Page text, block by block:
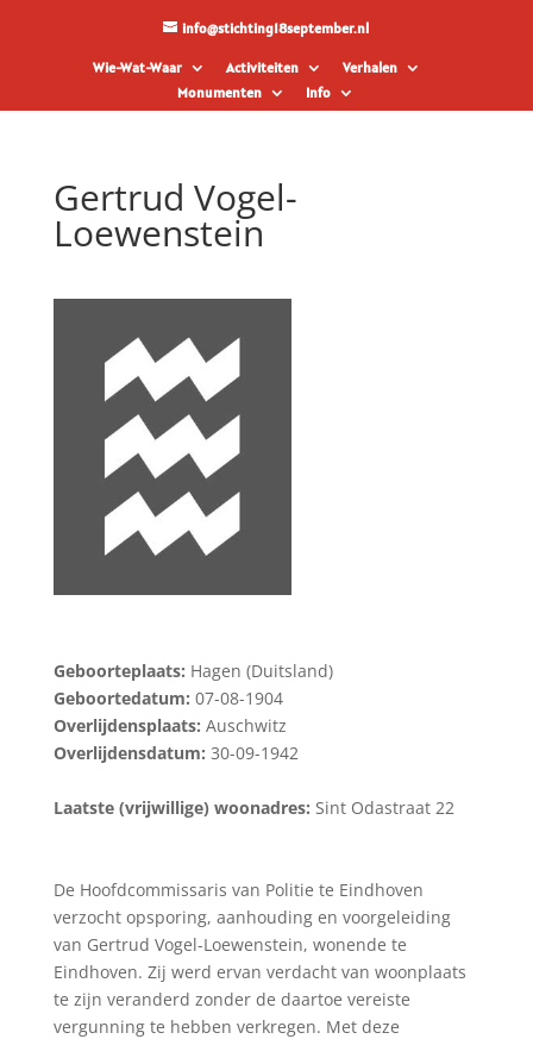
info@stichting18september.nl
Wie-Wat-Waar Activiteiten
Verhalen
Monumenten
Info
Gertrud Vogel-
Loewenstein
Geboorteplaats: Hagen (Duitsland)
Geboortedatum: 07-08-1904
Overlijdensplaats: Auschwitz
Overlijdensdatum: 30-09-1942
Laatste (vrijwillige) woonadres: Sint Odastraat 22
De Hoofdcommissaris van Politie te Eindhoven
verzocht opsporing, aanhouding en voorgeleiding
van Gertrud Vogel-Loewenstein, wonende te
Eindhoven. Zij werd ervan verdacht van woonplaats
te zijn veranderd zonder de daartoe vereiste
vergunning te hebben verkregen. Met deze